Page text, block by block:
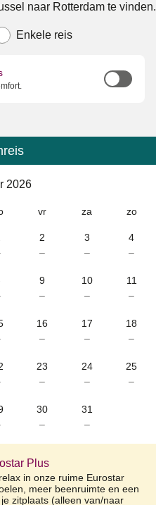
naar Rotterdam te vinden.
Enkele reis
2026
vr za zo
2
–
3
–
4
–
9
–
10
–
11
–
16
–
17
–
18
–
23
–
24
–
25
–
30
–
31
–
Plus
in onze ruime Eurostar
meer beenruimte en een
zitplaats (alleen van/naar